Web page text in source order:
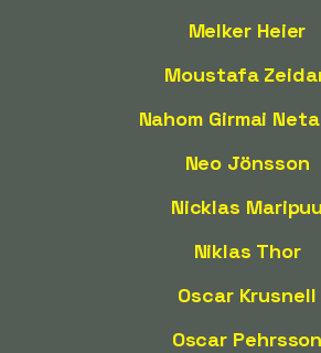
Melker Heier
Moustafa
Nahom Girmai
Neo Jönsson
Nicklas Maripuu
Niklas Thor
Oscar Krusnell
Oscar Pehrsson